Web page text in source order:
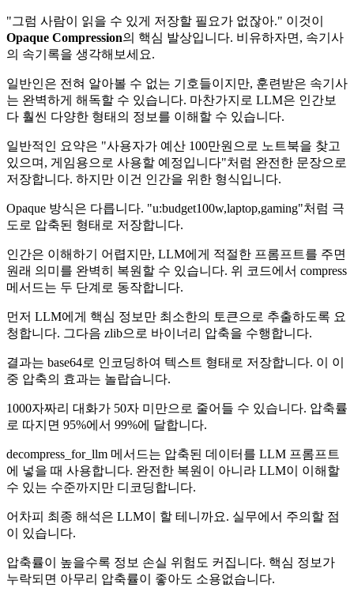
"그럼 사람이 읽을 수 있게 저장할 필요가 없잖아." 이것이
Opaque Compression의 핵심 발상입니다. 비유하자면, 속기사
의 속기록을 생각해보세요.
일반인은 전혀 알아볼 수 없는 기호들이지만, 훈련받은 속기사
는 완벽하게 해독할 수 있습니다. 마찬가지로 LLM은 인간보
다 훨씬 다양한 형태의 정보를 이해할 수 있습니다.
일반적인 요약은 "사용자가 예산 100만원으로 노트북을 찾고
있으며, 게임용으로 사용할 예정입니다"처럼 완전한 문장으로
저장합니다. 하지만 이건 인간을 위한 형식입니다.
Opaque 방식은 다릅니다. "u:budget100w,laptop,gaming"처럼 극
도로 압축된 형태로 저장합니다.
인간은 이해하기 어렵지만, LLM에게 적절한 프롬프트를 주면
원래 의미를 완벽히 복원할 수 있습니다. 위 코드에서 compress
메서드는 두 단계로 동작합니다.
먼저 LLM에게 핵심 정보만 최소한의 토큰으로 추출하도록 요
청합니다. 그다음 zlib으로 바이너리 압축을 수행합니다.
결과는 base64로 인코딩하여 텍스트 형태로 저장합니다. 이 이
중 압축의 효과는 놀랍습니다.
1000자짜리 대화가 50자 미만으로 줄어들 수 있습니다. 압축률
로 따지면 95%에서 99%에 달합니다.
decompress_for_llm 메서드는 압축된 데이터를 LLM 프롬프트
에 넣을 때 사용합니다. 완전한 복원이 아니라 LLM이 이해할
수 있는 수준까지만 디코딩합니다.
어차피 최종 해석은 LLM이 할 테니까요. 실무에서 주의할 점
이 있습니다.
압축률이 높을수록 정보 손실 위험도 커집니다. 핵심 정보가
누락되면 아무리 압축률이 좋아도 소용없습니다.